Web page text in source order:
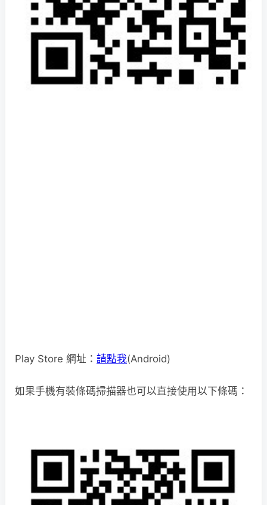
Play Store 網址： 請點我(Android)
如果手機有裝條碼掃描器也可以直接使用以下條碼：